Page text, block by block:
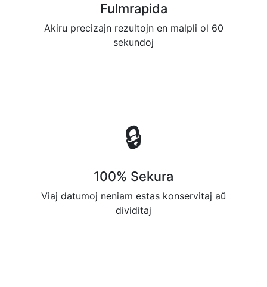
Fulmrapida
Akiru precizajn rezultojn en malpli ol 60
sekundoj
🔒
100% Sekura
Viaj datumoj neniam estas konservitaj aŭ
dividitaj